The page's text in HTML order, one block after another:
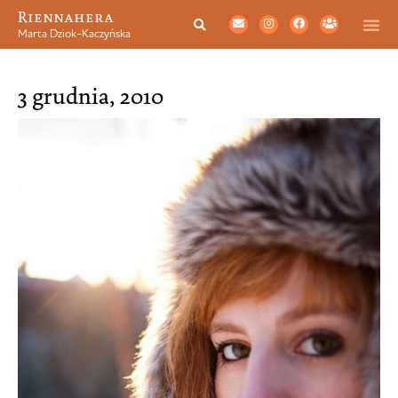
Riennahera
Marta Dziok-Kaczyńska
3 grudnia, 2010